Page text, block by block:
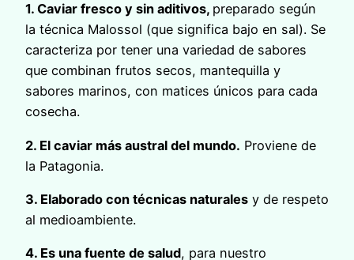
1. Caviar fresco y sin aditivos, preparado según
la técnica Malossol (que significa bajo en sal). Se
caracteriza por tener una variedad de sabores
que combinan frutos secos, mantequilla y
sabores marinos, con matices únicos para cada
cosecha.
2. El caviar más austral del mundo. Proviene de
la Patagonia.
3. Elaborado con técnicas naturales y de respeto
al medioambiente.
4. Es una fuente de salud, para nuestro